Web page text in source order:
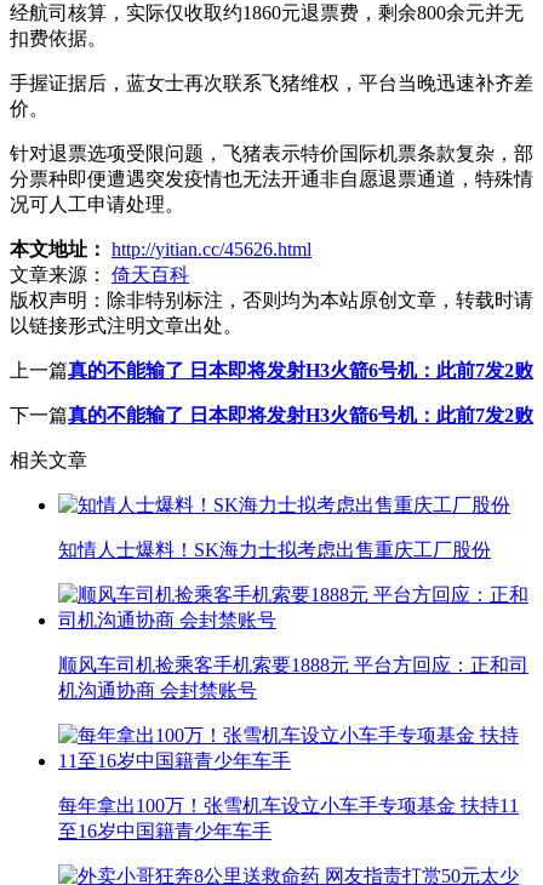
经航司核算，实际仅收取约1860元退票费，剩余800余元并无
扣费依据。
手握证据后，蓝女士再次联系飞猪维权，平台当晚迅速补齐差
价。
针对退票选项受限问题，飞猪表示特价国际机票条款复杂，部
分票种即便遭遇突发疫情也无法开通非自愿退票通道，特殊情
况可人工申请处理。
本文地址： http://yitian.cc/45626.html
文章来源：
倚天百科
版权声明： 除非特别标注，否则均为本站原创文章，转载时请
以链接形式注明文章出处。
上一篇真的不能输了 日本即将发射H3火箭6号机：此前7发2败
下一篇真的不能输了 日本即将发射H3火箭6号机：此前7发2败
相关文章
知情人士爆料！SK海力士拟考虑出售重庆工厂股份
顺风车司机捡乘客手机索要1888元 平台方回应：正和司
机沟通协商 会封禁账号
每年拿出100万！张雪机车设立小车手专项基金 扶持11
至16岁中国籍青少年车手